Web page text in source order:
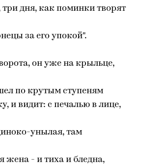
дня, как поминки творят
за его упокой".
он уже на крыльце,
по крутым ступеням
и видит: с печалью в лице,
унылая, там
жена - и тиха и бледна,